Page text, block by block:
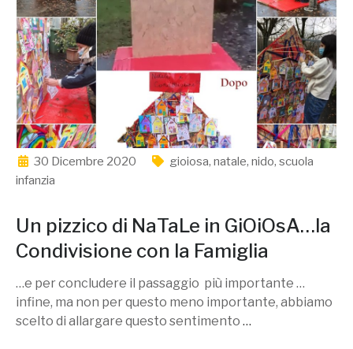
30 Dicembre 2020 gioiosa, natale, nido, scuola
infanzia
Un pizzico di NaTaLe in GiOiOsA…la
Condivisione con la Famiglia
…e per concludere il passaggio più importante …
infine, ma non per questo meno importante, abbiamo
scelto di allargare questo sentimento …